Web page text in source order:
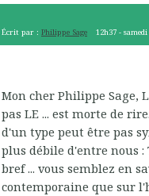
Écrit par : Philippe Sage 12h37 -
Mon cher Philippe Sage,
pas LE ... est morte de
d'un type peut être pas
plus débile d'entre nous :
bref ... vous semblez en
contemporaine que sur